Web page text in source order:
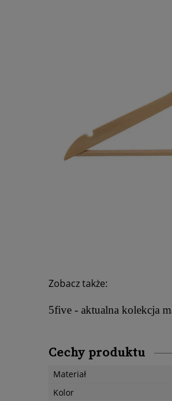
Zobacz także:
5five - aktualna kolekcja
Cechy produktu
Materiał
Kolor